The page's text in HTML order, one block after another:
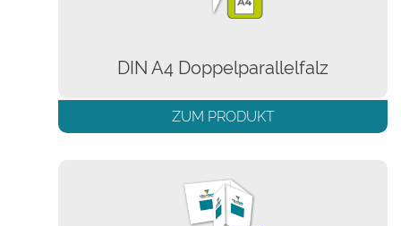
DIN A4 Doppelparallelfalz
ZUM PRODUKT